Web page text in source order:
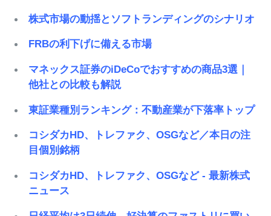
株式市場の動揺とソフトランディングのシナリオ
FRBの利下げに備える市場
マネックス証券のiDeCoでおすすめの商品3選｜
他社との比較も解説
東証業種別ランキング：不動産業が下落率トップ
コシダカHD、トレファク、OSGなど／本日の注
目個別銘柄
コシダカHD、トレファク、OSGなど - 最新株式
ニュース